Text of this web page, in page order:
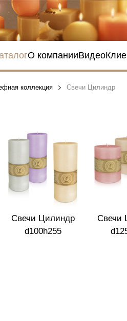
О компанииВидео
коллекция Свечи Цилиндр
Свечи Цилиндр
d100h255
Свечи